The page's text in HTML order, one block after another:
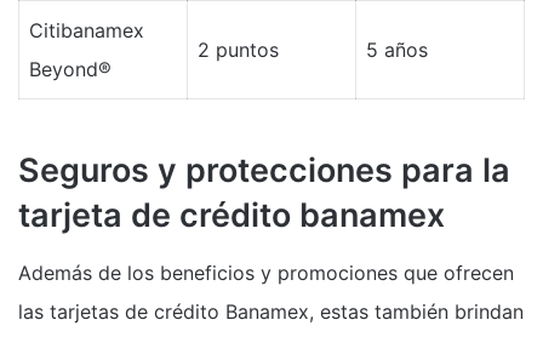
Citibanamex
Beyond®
2 puntos 5 años
Seguros y protecciones para la
tarjeta de crédito banamex
Además de los beneficios y promociones que ofrecen
las tarjetas de crédito Banamex, estas también brindan